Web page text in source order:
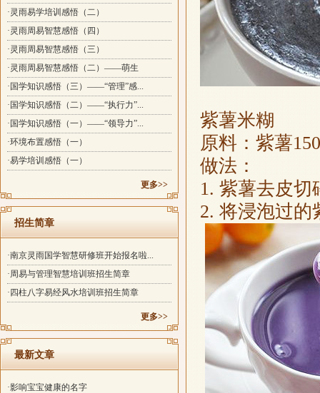
·灵雨易学培训感悟（二）
·灵雨周易智慧感悟（四）
·灵雨周易智慧感悟（三）
·灵雨周易智慧感悟（二）——萌生
·国学知识感悟（三）——“管理”感...
·国学知识感悟（二）——“执行力”...
·国学知识感悟（一）——“领导力”...
·环境布置感悟（一）
·易学培训感悟（一）
更多>>
招生简章
·南京灵雨国学智慧研修班开始报名啦...
·周易与管理智慧培训班招生简章
·四柱八字易经风水培训班招生简章
更多>>
最新文章
·影响宝宝健康的名字
紫薯米糊
原料：紫薯
做法：
1. 紫薯去皮
2. 将浸泡过的